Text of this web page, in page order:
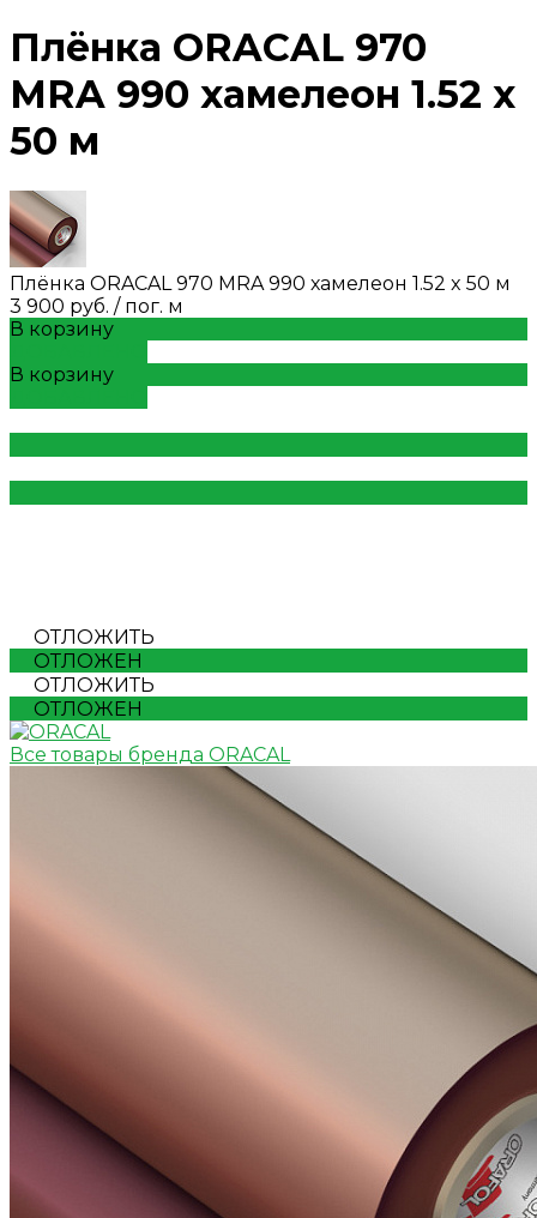
Плёнка ORACAL 970
MRA 990 хамелеон 1.52 x
50 м
Плёнка ORACAL 970 MRA 990 хамелеон 1.52 x 50 м
3 900 руб. / пог. м
В корзину
В корзину
ОТЛОЖИТЬ
ОТЛОЖЕН
ОТЛОЖИТЬ
ОТЛОЖЕН
Все товары бренда ORACAL